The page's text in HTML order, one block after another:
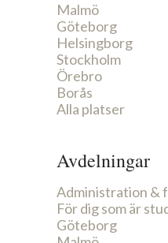
Malmö
Göteborg
Helsingborg
Stockholm
Örebro
Borås
Alla platser
Avdelningar
Administration &
För dig som är
Göteborg